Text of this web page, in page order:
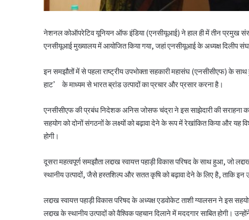
नेशनल कोऑपरेटिव यूनियन ऑफ इंडिया (एनसीयूआई) ने हाल ही में तीन प्रमुख
एनसीयूआई मुख्यालय में आयोजित किया गया, जहां एनसीयूआई के अध्यक्ष दिलीप
इन समझौतों में से पहला राष्ट्रीय उपभोक्ता सहकारी महासंघ (एनसीसीएफ) के
हाट’ के माध्यम से भारत ब्रांड उत्पादों का प्रचार और प्रसार करना है।
एनसीसीएफ की प्रबंध निदेशक अनिस जोसफ चंद्रा ने इस साझेदारी की सराहना
सहयोग को दोनों संगठनों के लक्ष्यों को बढ़ावा देने के रूप में रेखांकित किया और यह
होगी।
दूसरा महत्वपूर्ण समझौता लद्दाख स्वायत्त पहाड़ी विकास परिषद के साथ हुआ, जो
स्थानीय उत्पादों, जैसे हस्तशिल्प और सतत कृषि को बढ़ावा देने के लिए है, ताकि इन
लद्दाख स्वायत्त पहाड़ी विकास परिषद के अध्यक्ष एडवोकेट ताशी ग्यालसन ने इस
लद्दाख के स्थानीय उत्पादों को वैश्विक पहचान दिलाने में मददगार साबित होगी।